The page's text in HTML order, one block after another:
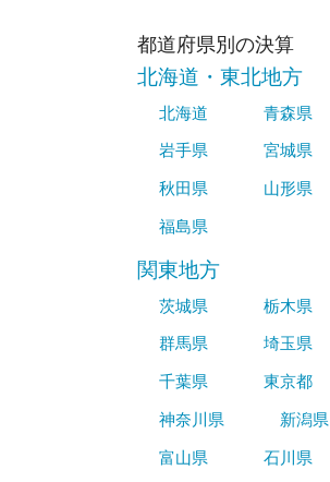
都道府県別の決算
北海道・東北地方
北海道
青森県
岩手県
宮城県
秋田県
山形県
福島県
関東地方
茨城県
栃木県
群馬県
埼玉県
千葉県
東京都
神奈川県
新潟県
富山県
石川県